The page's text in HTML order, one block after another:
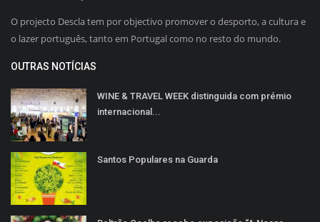
O projecto Descla tem por objectivo promover o desporto, a cultura e
o lazer português, tanto em Portugal como no resto do mundo.
OUTRAS NOTÍCIAS
WINE & TRAVEL WEEK distinguida com prémio
internacional...
Santos Populares na Guarda